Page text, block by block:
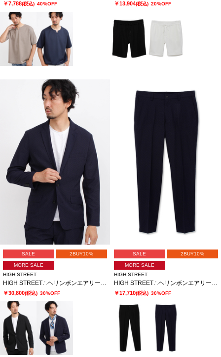
￥7,788(税込) 40%OFF ￥13,904(税込) 20%OFF
SALE 2BUY10%
MORE SALE
HIGH STREET
￥30,800(税込) 30%OFF
SALE 2BUY10%
MORE SALE
HIGH STREET
￥17,710(税込) 30%OFF